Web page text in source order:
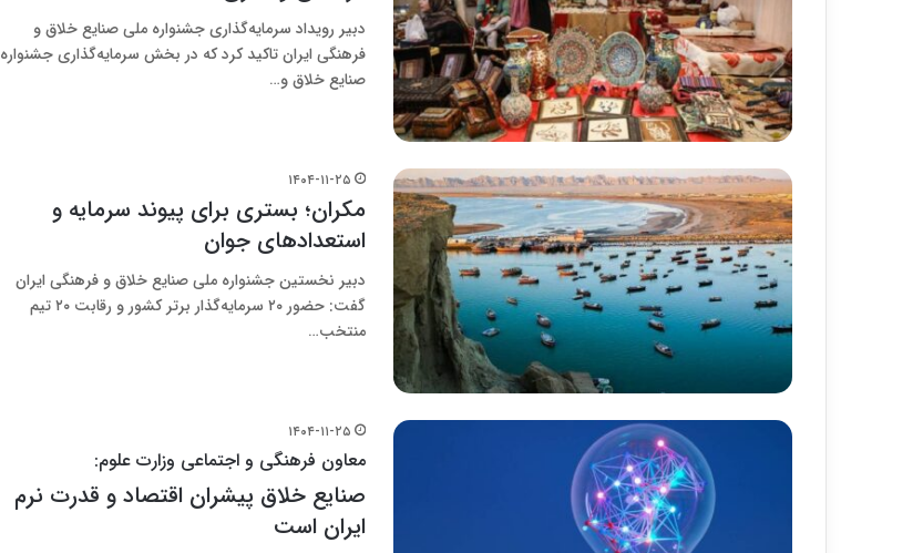
دبیر رویداد سرمایه‌گذاری جشنواره ملی صنایع خلاق و
فرهنگی ایران تاکید کرد که در بخش سرمایه‌گذاری جشنواره
صنایع خلاق و…
۱۴۰۴-۱۱-۲۵
مکران؛ بستری برای پیوند سرمایه و
استعدادهای جوان
دبیر نخستین جشنواره ملی صنایع خلاق و فرهنگی ایران
گفت: حضور ۲۰ سرمایه‌گذار برتر کشور و رقابت ۲۰ تیم
منتخب…
۱۴۰۴-۱۱-۲۵
معاون فرهنگی و اجتماعی وزارت علوم:
صنایع خلاق پیشران اقتصاد و قدرت نرم
ایران است